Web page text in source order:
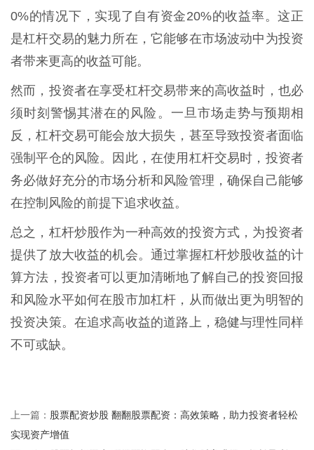
0%的情况下，实现了自有资金20%的收益率。这正
是杠杆交易的魅力所在，它能够在市场波动中为投资
者带来更高的收益可能。
然而，投资者在享受杠杆交易带来的高收益时，也必
须时刻警惕其潜在的风险。一旦市场走势与预期相
反，杠杆交易可能会放大损失，甚至导致投资者面临
强制平仓的风险。因此，在使用杠杆交易时，投资者
务必做好充分的市场分析和风险管理，确保自己能够
在控制风险的前提下追求收益。
总之，杠杆炒股作为一种高效的投资方式，为投资者
提供了放大收益的机会。通过掌握杠杆炒股收益的计
算方法，投资者可以更加清晰地了解自己的投资回报
和风险水平如何在股市加杠杆，从而做出更为明智的
投资决策。在追求高收益的道路上，稳健与理性同样
不可或缺。
上一篇： 股票配资炒股 翻翻股票配资：高效策略，助力投资者轻松
实现资产增值